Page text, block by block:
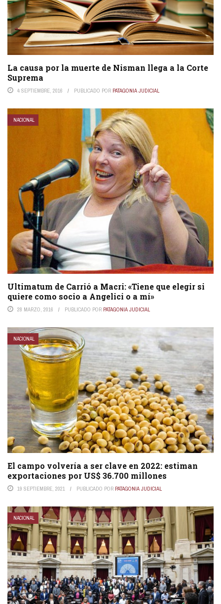
La causa por la muerte de Nisman llega a la Corte
Suprema
4 SEPTIEMBRE, 2016 PUBLICADO POR PATAGONIA JUDICIAL
NACIONAL
Ultimatum de Carrió a Macri: «Tiene que elegir si
quiere como socio a Angelici o a mí»
28 MARZO, 2016 PUBLICADO POR PATAGONIA JUDICIAL
NACIONAL
El campo volvería a ser clave en 2022: estiman
exportaciones por US$ 36.700 millones
19 SEPTIEMBRE, 2021 PUBLICADO POR PATAGONIA JUDICIAL
NACIONAL